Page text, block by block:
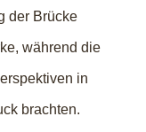
der Brücke
während die
in
brachten.